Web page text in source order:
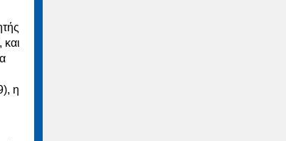
η